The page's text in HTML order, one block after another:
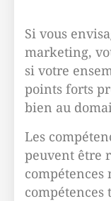
Si vous
marketing,
si votre
points forts
bien au
Les
peuvent être
compétences
compétences